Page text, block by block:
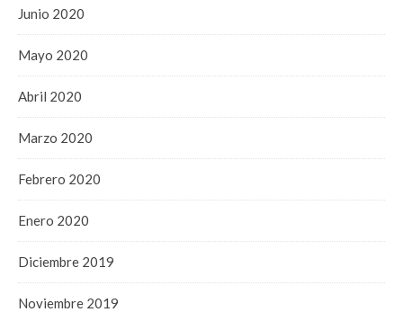
Junio 2020
Mayo 2020
Abril 2020
Marzo 2020
Febrero 2020
Enero 2020
Diciembre 2019
Noviembre 2019